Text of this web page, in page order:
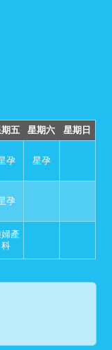
五 星期六 星期日
孕 星孕
孕
產
科